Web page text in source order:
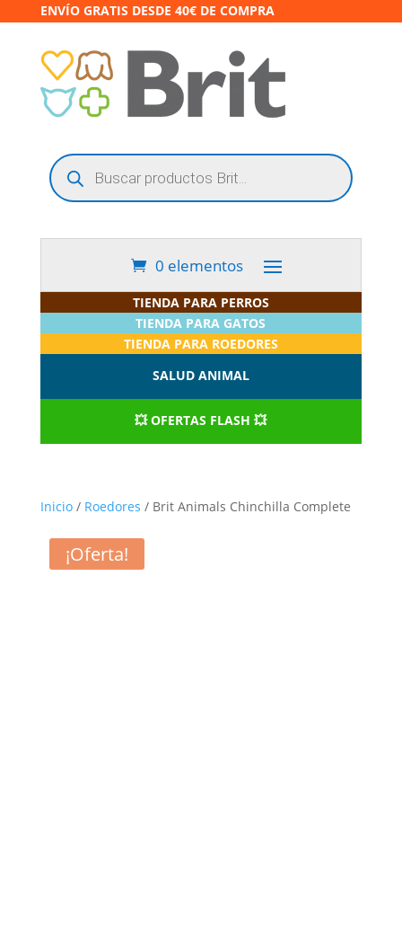
ENVÍO GRATIS DESDE 40€ DE COMPRA
Búsqueda
de
productos
0 elementos
TIENDA PARA PERROS
TIENDA PARA GATOS
TIENDA PARA ROEDORES
SALUD ANIMAL
💥 OFERTAS FLASH 💥
Inicio/ Roedores / Brit Animals Chinchilla Complete
¡Oferta!